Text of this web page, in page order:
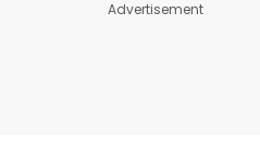
Advertisement